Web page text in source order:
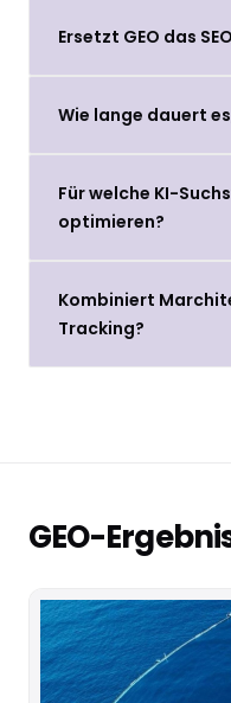
Ersetzt GEO das
Wie lange dauert
Für welche KI-
optimieren?
Kombiniert
Tracking?
GEO-